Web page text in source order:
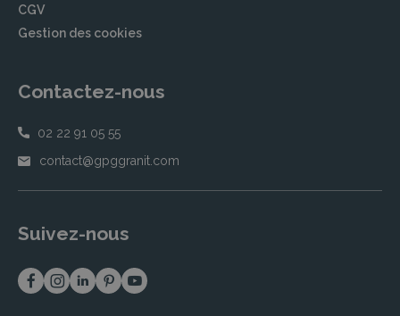
CGV
Gestion des cookies
Contactez-nous
02 22 91 05 55
contact@gpggranit.com
Suivez-nous